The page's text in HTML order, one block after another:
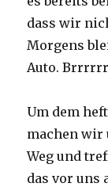
dass wir
Morgens
Auto.
Um dem
machen wir
Weg und
das vor uns